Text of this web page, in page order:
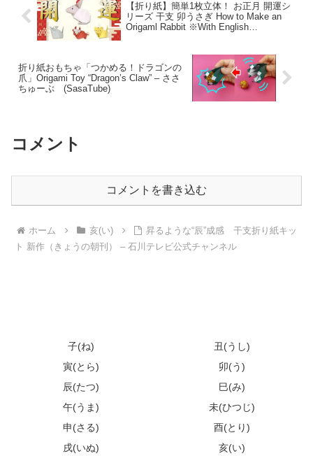
【折り紙】簡単1枚立体！ お正月 開運シ
リーズ 干支 卯うさぎ How to Make an
Origaml Rabbit ※With English
折り紙おもちゃ「つかめる！ドラゴンの
爪」Origami Toy “Dragon’s Claw” – ささ
ちゅーぶ (SasaTube)
コメント
コメントを書き込む
ホーム 亥(い)
昇るような“辰”成感 干支折り紙キッ
ト 新作（きょうの朝刊） – 石川テレビ公式チャンネル
子(ね)
丑(うし)
寅(とら)
卯(う)
辰(たつ)
巳(み)
午(うま)
未(ひつじ)
申(さる)
酉(とり)
戌(いぬ)
亥(い)